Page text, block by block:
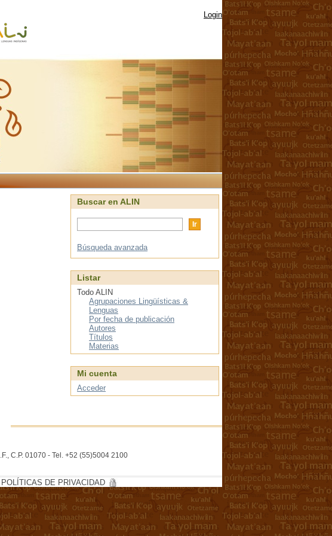
Login
Buscar en ALIN
Búsqueda avanzada
Listar
Todo ALIN
Agrupaciones Lingüísticas &
Lenguas
Por fecha de publicación
Autores
Títulos
Materias
Mi cuenta
Acceder
C.P. 01070 - Tel. +52 (55)5004 2100
DE PRIVACIDAD